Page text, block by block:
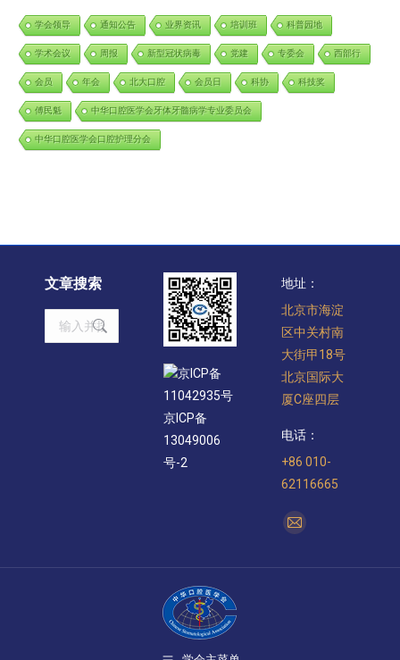
学会领导 通知公告 业界资讯 培训班 科普园地
学术会议 周报 新型冠状病毒 党建 专委会 西部行
会员 年会 北大口腔 会员日 科协 科技奖
傅民魁 中华口腔医学会牙体牙髓病学专业委员会
中华口腔医学会口腔护理分会
文章搜索
Search:
京ICP备
11042935号
京ICP备
13049006
号-2
地址：
北京市海淀
区中关村南
大街甲18号
北京国际大
厦C座四层
电话：
+86 010-
62116665
找到我们：
Mail